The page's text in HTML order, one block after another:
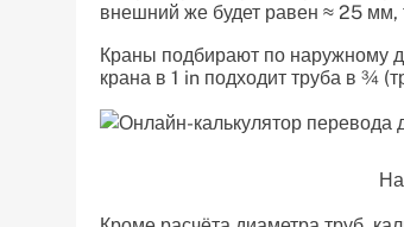
внешний же будет равен ≈ 25 мм,
Краны подбирают по наружному
крана в 1 in подходит труба в ¾